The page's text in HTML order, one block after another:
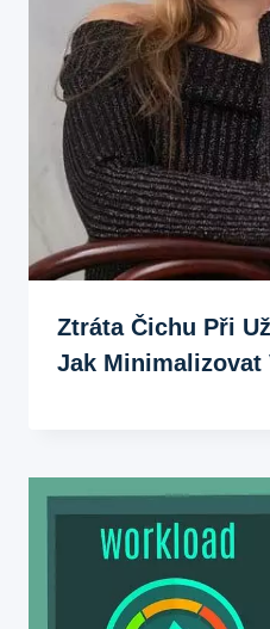
Ztráta Čichu Při
Jak Minimalizovat